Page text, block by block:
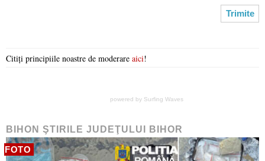
Citiți principiile noastre de moderare aici!
powered by Surfing Waves
BIHON ŞTIRILE JUDEŢULUI BIHOR
FOTO